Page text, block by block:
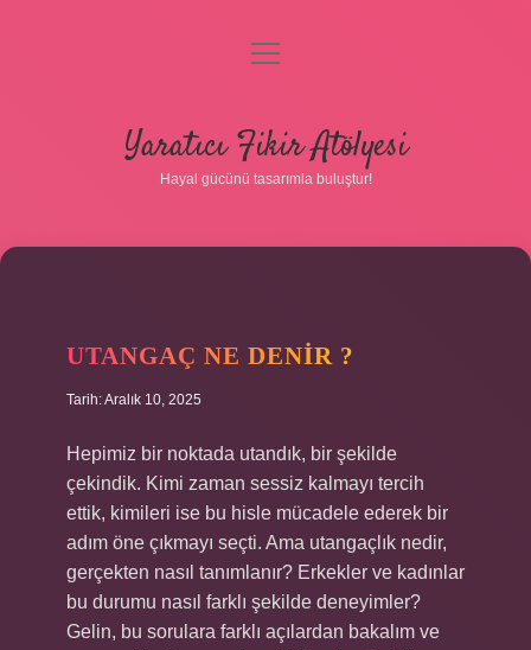
Gizlilik Politikası
Hakkımızda
menüyü
Yaratıcı Fikir Atölyesi
Hayal gücünü tasarımla buluştur!
UTANGAÇ NE DENIR ?
Tarih: Aralık 10, 2025
Hepimiz bir noktada utandık, bir şekilde
çekindik. Kimi zaman sessiz kalmayı tercih
ettik, kimileri ise bu hisle mücadele ederek bir
adım öne çıkmayı seçti. Ama utangaçlık nedir,
gerçekten nasıl tanımlanır? Erkekler ve kadınlar
bu durumu nasıl farklı şekilde deneyimler?
Gelin, bu sorulara farklı açılardan bakalım ve